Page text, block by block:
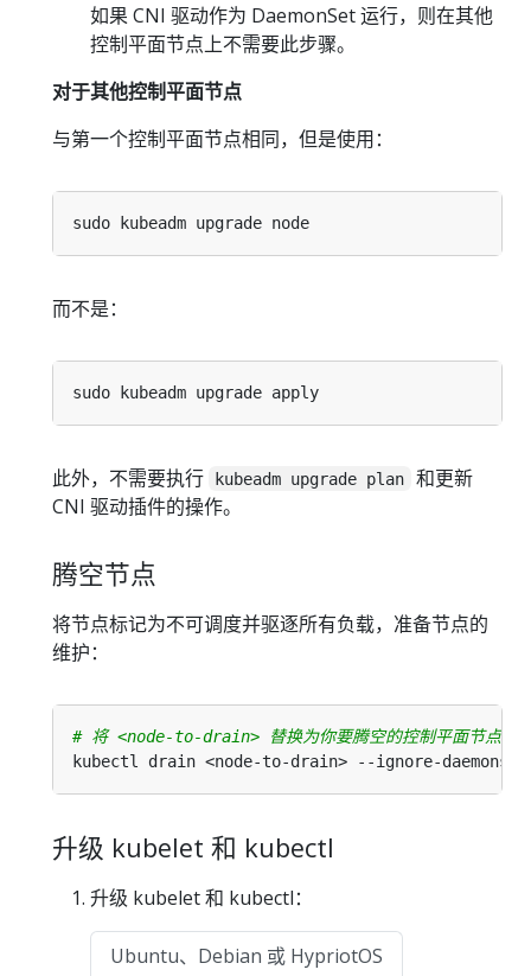
如果 CNI 驱动作为 DaemonSet 运行，则在其他
控制平面节点上不需要此步骤。
对于其他控制平面节点
与第一个控制平面节点相同，但是使用：
而不是：
此外，不需要执行 kubeadm upgrade plan
和更新
CNI 驱动插件的操作。
腾空节点
将节点标记为不可调度并驱逐所有负载，准备节点的
维护：
# 将 <node-to-drain> 替换为你要腾空的控制平面节点名
升级 kubelet 和 kubectl
升级 kubelet 和 kubectl：
Ubuntu、Debian 或 HypriotOS